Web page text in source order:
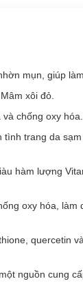
mụn, giúp
xôi đỏ.
chống oxy hóa.
trang da sạm
hàm lượng
oxy hóa, làm
quercetin
nguồn cung